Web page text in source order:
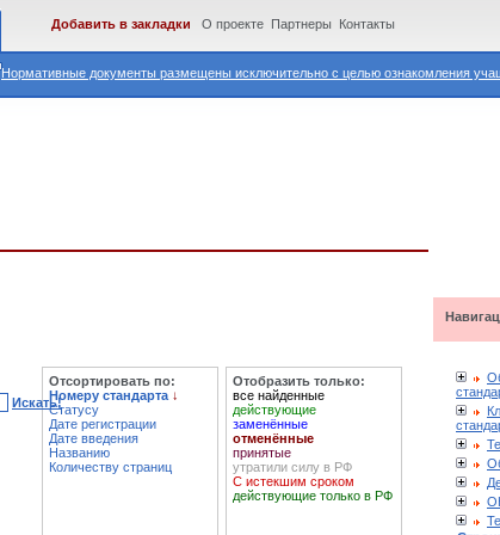
Нормативные документы размещены исключительно с целью ознакомления
Добавить в закладки О проекте Партнеры Контакты
Искать!
Отсортировать по:
Номеру стандарта ↓
Статусу
Дате регистрации
Дате введения
Названию
Количеству страниц
Отобразить только:
все найденные
действующие
заменённые
отменённые
принятые
утратили силу в РФ
С истекшим сроком
действующие только в РФ